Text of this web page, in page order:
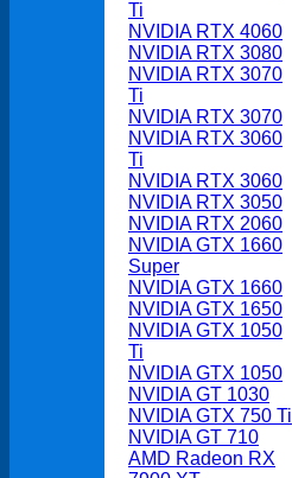
Ti
NVIDIA RTX 4060
NVIDIA RTX 3080
NVIDIA RTX 3070
Ti
NVIDIA RTX 3070
NVIDIA RTX 3060
Ti
NVIDIA RTX 3060
NVIDIA RTX 3050
NVIDIA RTX 2060
NVIDIA GTX 1660
Super
NVIDIA GTX 1660
NVIDIA GTX 1650
NVIDIA GTX 1050
Ti
NVIDIA GTX 1050
NVIDIA GT 1030
NVIDIA GTX 750 Ti
NVIDIA GT 710
AMD Radeon RX